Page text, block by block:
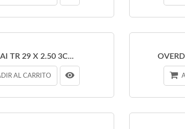
TR 29 X 2.50 3C...
AL CARRITO